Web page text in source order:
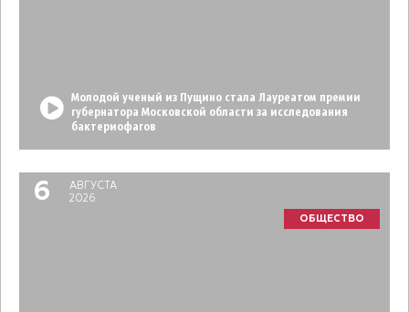
Молодой ученый из Пущино стала Лауреатом премии
губернатора Московской области за исследования
бактериофагов
6
АВГУСТА
2026
ОБЩЕСТВО